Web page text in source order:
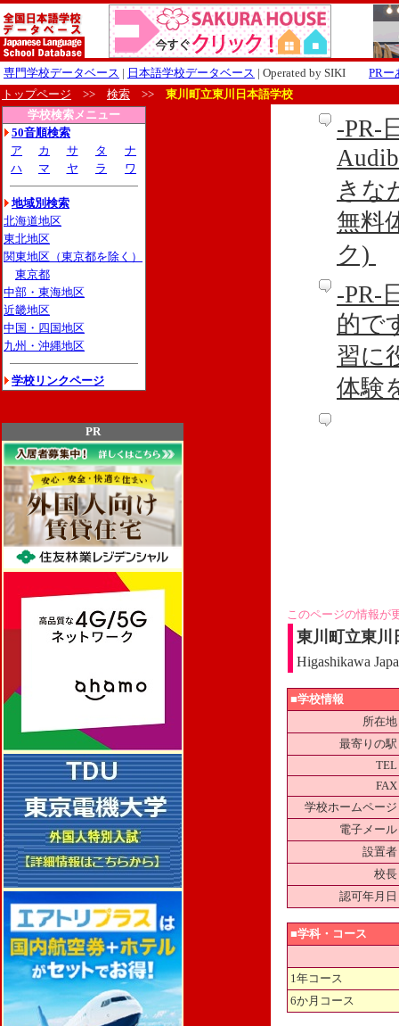
専門学校データベース | 日本語学校データベース | Operated by SIKI PRー
トップページ >> 検索 >> 東川町立東川日本語学校
学校検索メニュー
50音順検索
ア
カ サ タ
ナ
ハ
マ ヤ ラ ワ
地域別検索
北海道地区
東北地区
関東地区（東京都を除く）
東京都
中部・東海地区
近畿地区
中国・四国地区
九州・沖縄地区
学校リンクページ
PR
-PR-
きな
無料
ク)
-PR-
的で
習に
体験
このページの情報が
東川町立東川
Higashikawa
■学校情報
所在地
最寄りの駅
TEL
FAX
学校ホームページ
電子メール
設置者
校長
認可年月日
■学科・コース
1年コース
6か月コース